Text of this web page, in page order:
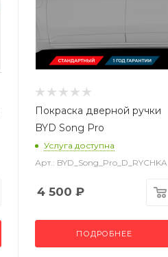
Покраска дверной ручки
BYD Song Pro
Услуга доступна
Арт.: BYD_Song_Pro_D_RYCHKA
4 500 ₽
ПОДРОБНЕЕ